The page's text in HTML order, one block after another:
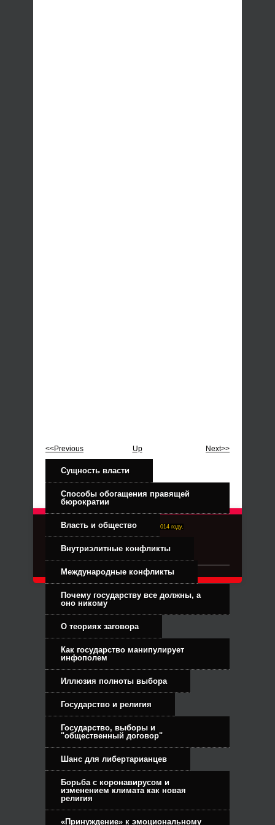
<<Previous Up Next>>
Сущность власти
Способы обогащения правящей
бюрократии
Власть и общество
Внутриэлитные конфликты
Международные конфликты
Почему государству все должны, а
оно никому
О теориях заговора
Как государство манипулирует
инфополем
Иллюзия полноты выбора
Государство и религия
Государство, выборы и
"общественный договор"
Шанс для либертарианцев
Борьба с коронавирусом и
изменением климата как новая
религия
«Принуждение» к эмоциональному
Right-Dexter-ПРАВЫЙ ФРОНТ. Основан в 2014 году.
Связь с администрацией